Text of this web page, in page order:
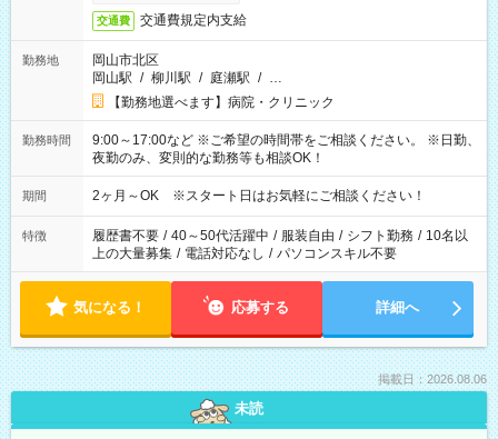
交通費 交通費規定内支給
勤務地
岡山市北区
岡山駅 / 柳川駅 / 庭瀬駅 / …
【勤務地選べます】病院・クリニック
勤務時間
9:00～17:00など ※ご希望の時間帯をご相談ください。 ※日勤、
夜勤のみ、変則的な勤務等も相談OK！
期間 2ヶ月～OK ※スタート日はお気軽にご相談ください！
特徴 履歴書不要 / 40～50代活躍中 / 服装自由 / シフト勤務 / 10名以
上の大量募集 / 電話対応なし / パソコンスキル不要
気になる！ 応募する 詳細へ
掲載日：2026.08.06
未読